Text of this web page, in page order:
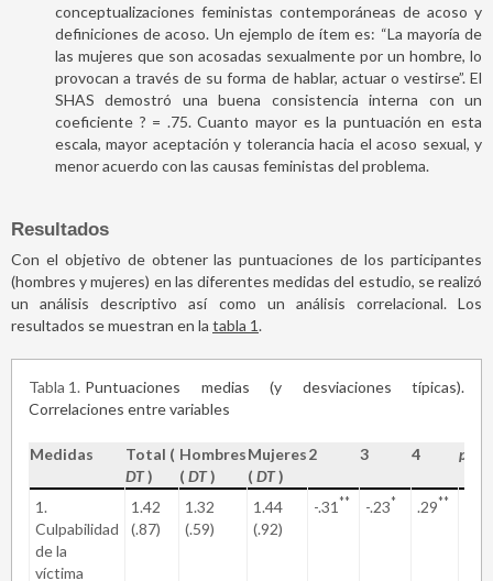
conceptualizaciones feministas contemporáneas de acoso y
definiciones de acoso. Un ejemplo de ítem es: “La mayoría de
las mujeres que son acosadas sexualmente por un hombre, lo
provocan a través de su forma de hablar, actuar o vestirse”. El
SHAS demostró una buena consistencia interna con un
coeficiente ? = .75. Cuanto mayor es la puntuación en esta
escala, mayor aceptación y tolerancia hacia el acoso sexual, y
menor acuerdo con las causas feministas del problema.
Resultados
Con el objetivo de obtener las puntuaciones de los participantes
(hombres y mujeres) en las diferentes medidas del estudio, se realizó
un análisis descriptivo así como un análisis correlacional. Los
resultados se muestran en la tabla 1.
Tabla 1
Puntuaciones medias (y desviaciones típicas).
Correlaciones entre variables
Medidas
Total (
DT)
Hombres
( DT)
Mujeres
( DT)
2 3 4 p
1.
Culpabilidad
de la
víctima
1.42
(.87)
1.32
(.59)
1.44
(.92)
-.31 ** -.23* .29**